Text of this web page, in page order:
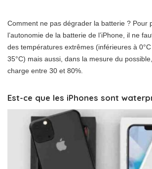
Comment ne pas dégrader la batterie ? Pour
l’autonomie de la batterie de l’iPhone, il ne
des températures extrêmes (inférieures à
35°C) mais aussi, dans la mesure du
charge entre 30 et 80%.
Est-ce que les iPhones sont